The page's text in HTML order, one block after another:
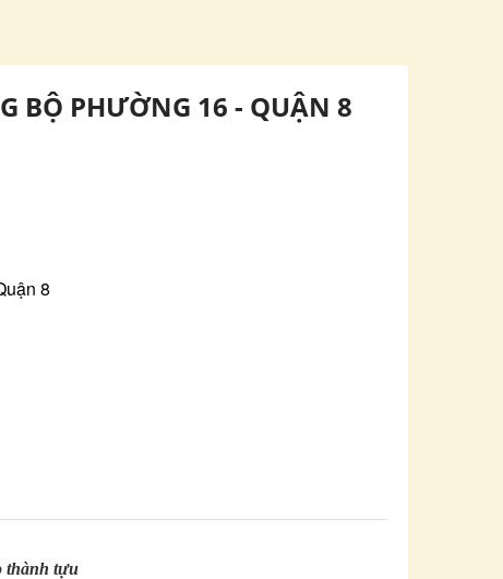
BỘ PHƯỜNG 16 - QUẬN 8
8
thành tựu